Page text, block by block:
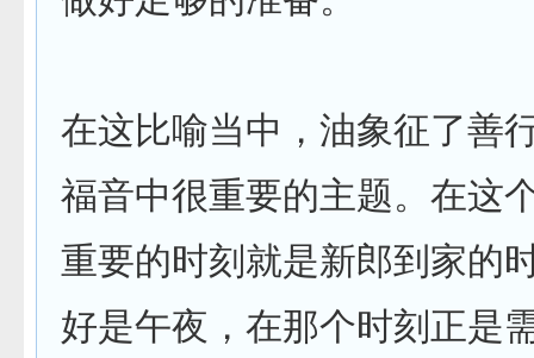
在这比喻当中，油象征了善
福音中很重要的主题。在这
重要的时刻就是新郎到家的
好是午夜，在那个时刻正是